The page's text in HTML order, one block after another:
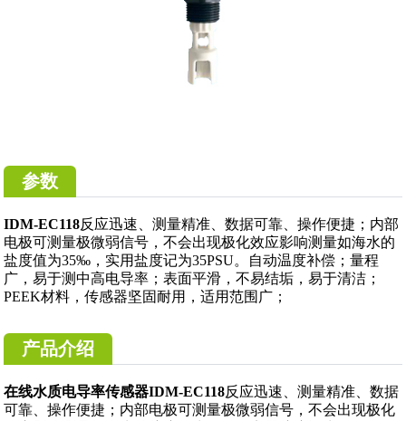
参数
IDM-EC118反应迅速、测量精准、数据可靠、操作便捷；内部
电极可测量极微弱信号，不会出现极化效应影响测量如海水的
盐度值为35‰，实用盐度记为35PSU。自动温度补偿；量程
广，易于测中高电导率；表面平滑，不易结垢，易于清洁；
PEEK材料，传感器坚固耐用，适用范围广；
产品介绍
在线水质电导率传感器IDM-EC118反应迅速、测量精准、数据
可靠、操作便捷；内部电极可测量极微弱信号，不会出现极化